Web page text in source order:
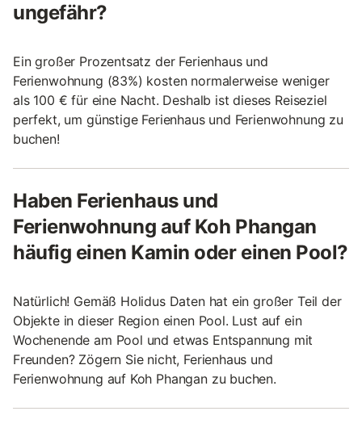
ungefähr?
Ein großer Prozentsatz der Ferienhaus und
Ferienwohnung (83%) kosten normalerweise weniger
als 100 € für eine Nacht. Deshalb ist dieses Reiseziel
perfekt, um günstige Ferienhaus und Ferienwohnung zu
buchen!
Haben Ferienhaus und
Ferienwohnung auf Koh Phangan
häufig einen Kamin oder einen Pool?
Natürlich! Gemäß Holidus Daten hat ein großer Teil der
Objekte in dieser Region einen Pool. Lust auf ein
Wochenende am Pool und etwas Entspannung mit
Freunden? Zögern Sie nicht, Ferienhaus und
Ferienwohnung auf Koh Phangan zu buchen.